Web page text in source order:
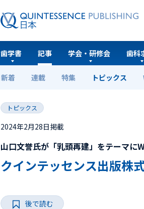
歯学書 記事
新着 連載 特集 トピックス
学会・研修会 歯科
ホーム トピックス クインテッセンス出版株
トピックス
2024年2月28日掲載
山口文誉氏が「乳頭再建」をテーマに
クインテッセンス出版株
後で読む